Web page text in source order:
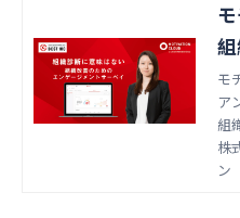
モ
ア
組
ウ
善
株
ン